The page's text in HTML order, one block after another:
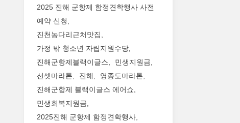
2025 진해 군항제 함정견학행사 사전
예약 신청
진천농다리근처맛집
가정 밖 청소년 자립지원수당
진해군항제블랙이글스
민생지원금
선셋마라톤
진해
영종도마라톤
진해군항제 블랙이글스 에어쇼
민생회복지원금
2025진해 군항제 함정견학행사